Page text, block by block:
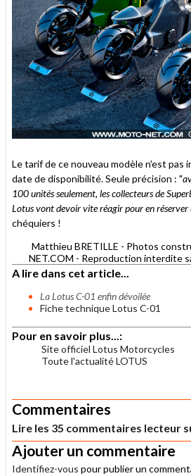
Le tarif de ce nouveau modèle n'est pas
date de disponibilité. Seule précision : "
100 unités seulement, les collecteurs de
Lotus vont devoir vite réagir pour en réserver
chéquiers !
Matthieu BRETILLE - Photos
NET.COM - Reproduction interdite
A lire dans cet article...
La Lotus C-01 enfin dévoilée
Fiche technique Lotus C-01
Pour en savoir plus...:
Site officiel Lotus Motorcycles
Toute l'actualité LOTUS
Commentaires
Lire les 35 commentaires lecteur
Ajouter un commentaire
Identifiez-vous pour publier un